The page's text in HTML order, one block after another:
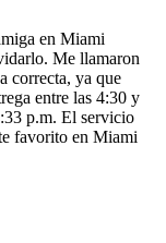
en Miami
Me llamaron
correcta, ya que
entre las 4:30 y
p.m. El servicio
favorito en Miami